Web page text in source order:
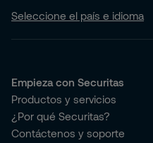
Seleccione el país e idioma
Empieza con Securitas
Productos y servicios
¿Por qué Securitas?
Contáctenos y soporte